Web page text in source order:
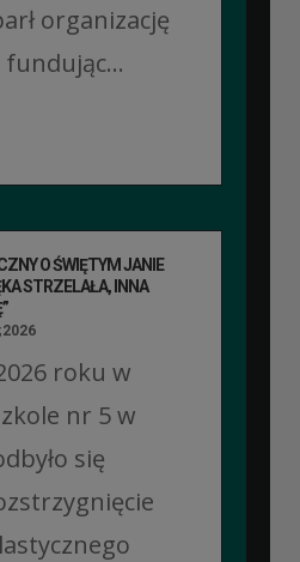
organizację
O ŚWIĘTYM JANIE
STRZELAŁA, INNA
roku w
nr 5 w
się